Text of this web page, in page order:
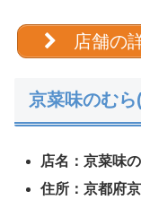
店舗の
京菜味のむ
店名：京菜味
住所：京都府